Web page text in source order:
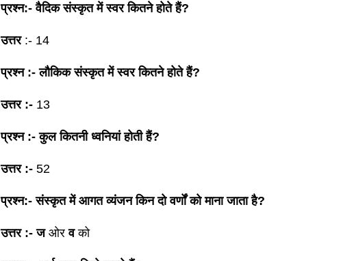
प्रश्न:- वैदिक संस्कृत में स्वर कितने होते हैं?
उत्तर:- 14
प्रश्न :- लौकिक संस्कृत में स्वर कितने होते हैं?
उत्तर :- 13
प्रश्न :- कुल कितनी ध्वनियां होती हैं?
उत्तर :- 52
प्रश्न:- संस्कृत में आगत व्यंजन किन दो वर्णों को माना जाता है?
उत्तर :- जओरवको